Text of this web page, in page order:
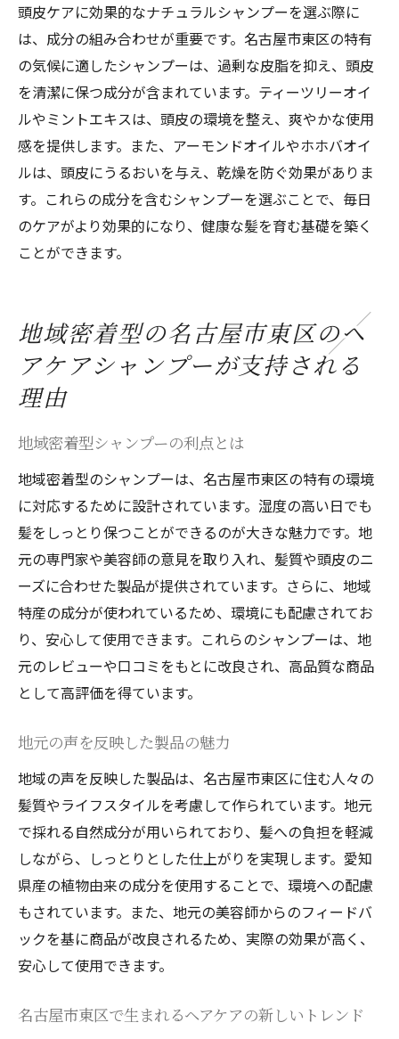
頭皮ケアに効果的なナチュラルシャンプーを選ぶ際に
は、成分の組み合わせが重要です。名古屋市東区の特有
の気候に適したシャンプーは、過剰な皮脂を抑え、頭皮
を清潔に保つ成分が含まれています。ティーツリーオイ
ルやミントエキスは、頭皮の環境を整え、爽やかな使用
感を提供します。また、アーモンドオイルやホホバオイ
ルは、頭皮にうるおいを与え、乾燥を防ぐ効果がありま
す。これらの成分を含むシャンプーを選ぶことで、毎日
のケアがより効果的になり、健康な髪を育む基礎を築く
ことができます。
地域密着型の名古屋市東区のヘ
アケアシャンプーが支持される
理由
地域密着型シャンプーの利点とは
地域密着型のシャンプーは、名古屋市東区の特有の環境
に対応するために設計されています。湿度の高い日でも
髪をしっとり保つことができるのが大きな魅力です。地
元の専門家や美容師の意見を取り入れ、髪質や頭皮のニ
ーズに合わせた製品が提供されています。さらに、地域
特産の成分が使われているため、環境にも配慮されてお
り、安心して使用できます。これらのシャンプーは、地
元のレビューや口コミをもとに改良され、高品質な商品
として高評価を得ています。
地元の声を反映した製品の魅力
地域の声を反映した製品は、名古屋市東区に住む人々の
髪質やライフスタイルを考慮して作られています。地元
で採れる自然成分が用いられており、髪への負担を軽減
しながら、しっとりとした仕上がりを実現します。愛知
県産の植物由来の成分を使用することで、環境への配慮
もされています。また、地元の美容師からのフィードバ
ックを基に商品が改良されるため、実際の効果が高く、
安心して使用できます。
名古屋市東区で生まれるヘアケアの新しいトレンド